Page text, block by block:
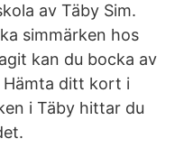
av Täby Sim.
simmärken hos
kan du bocka av
Hämta ditt kort i
i Täby hittar du